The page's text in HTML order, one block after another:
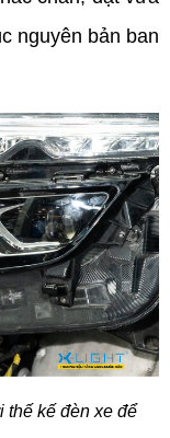
nguyên bản ban
thế kế đèn xe để